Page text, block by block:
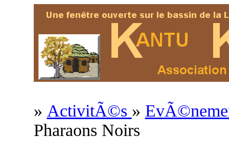
» ActivitÃ©s »
Pharaons Noirs